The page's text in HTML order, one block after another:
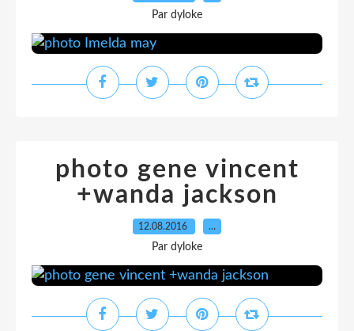
Par dyloke
photo gene vincent
+wanda jackson
12.08.2016 …
Par dyloke